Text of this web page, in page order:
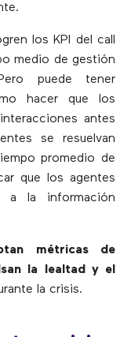
los KPI del call
medio de gestión
puede tener
hacer que los
antes
se resuelvan
promedio de
que los agentes
a la información
métricas de
la lealtad y el
la crisis.